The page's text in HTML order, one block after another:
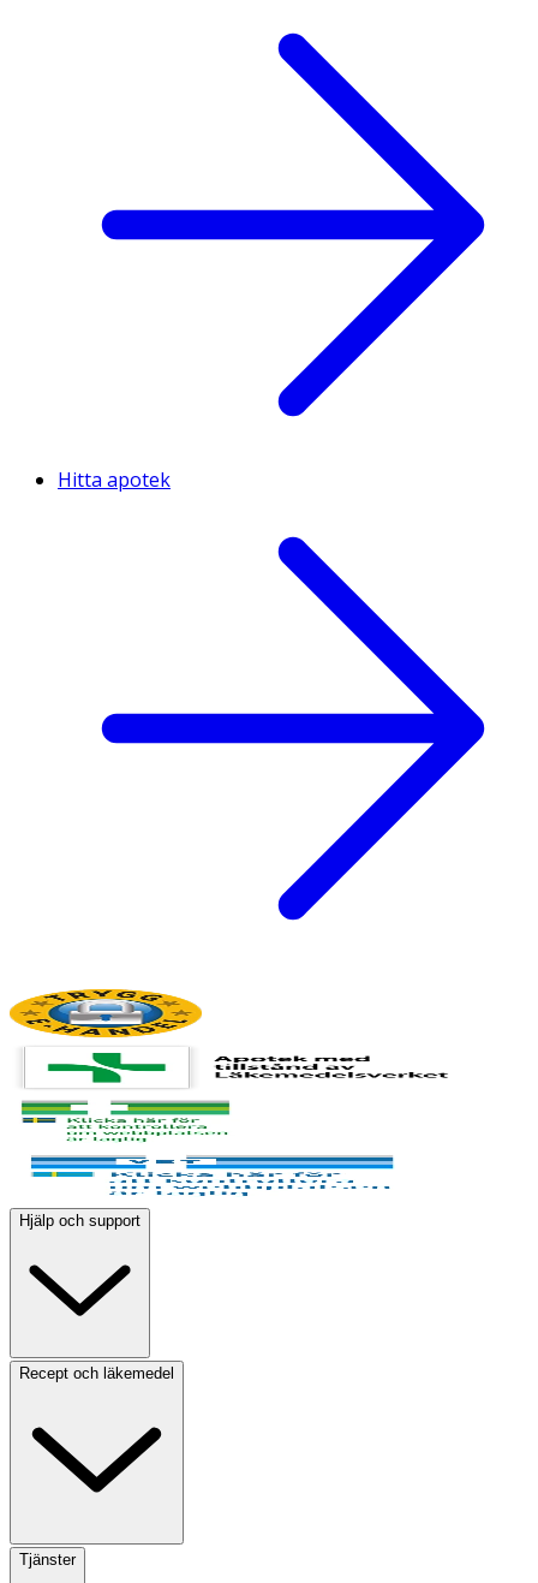
Hitta apotek
Hjälp och support
Recept och läkemedel
Tjänster